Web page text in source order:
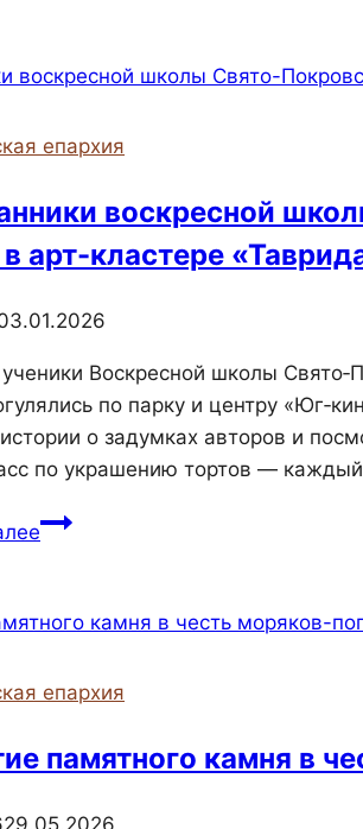
Божественную
храме
города
епархия
воскресной
арт-кластере
Воскресной школы
по парку и центру
о задумках авторов и
по украшению тортов —
Воспитанники
Свято-
День
епархия
памятного камня в